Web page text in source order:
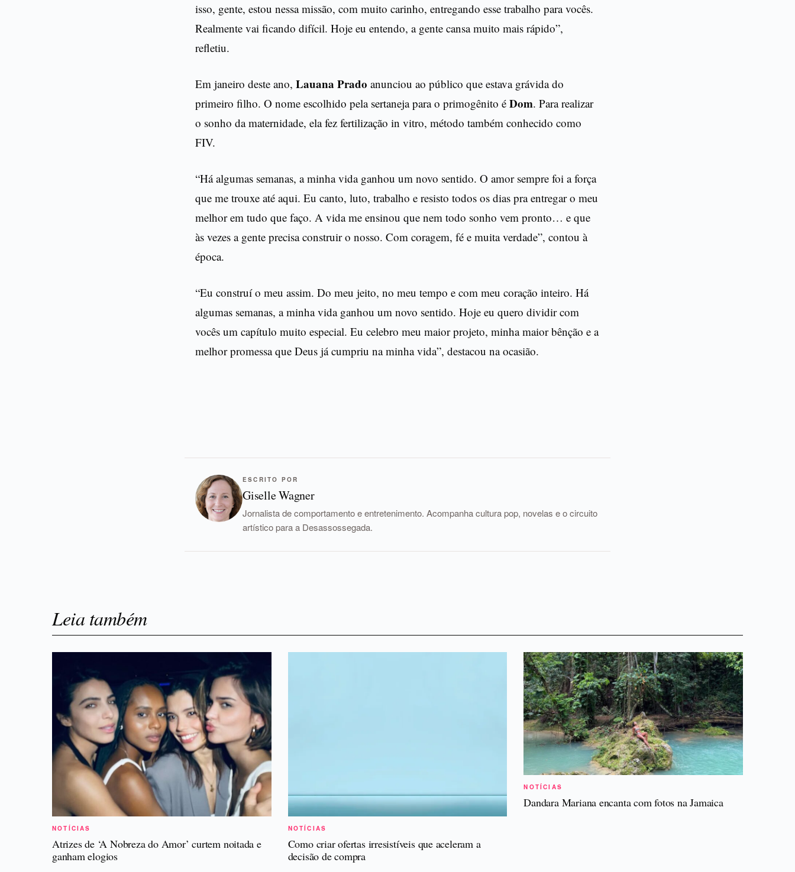
isso, gente, estou nessa missão, com muito carinho, entregando esse trabalho para vocês.
Realmente vai ficando difícil. Hoje eu entendo, a gente cansa muito mais rápido”,
refletiu.
Em janeiro deste ano, Lauana Prado anunciou ao público que estava grávida do
primeiro filho. O nome escolhido pela sertaneja para o primogênito é Dom. Para realizar
o sonho da maternidade, ela fez fertilização in vitro, método também conhecido como
FIV.
“Há algumas semanas, a minha vida ganhou um novo sentido. O amor sempre foi a força
que me trouxe até aqui. Eu canto, luto, trabalho e resisto todos os dias pra entregar o meu
melhor em tudo que faço. A vida me ensinou que nem todo sonho vem pronto… e que
às vezes a gente precisa construir o nosso. Com coragem, fé e muita verdade”, contou à
época.
“Eu construí o meu assim. Do meu jeito, no meu tempo e com meu coração inteiro. Há
algumas semanas, a minha vida ganhou um novo sentido. Hoje eu quero dividir com
vocês um capítulo muito especial. Eu celebro meu maior projeto, minha maior bênção e a
melhor promessa que Deus já cumpriu na minha vida”, destacou na ocasião.
ESCRITO POR
Giselle Wagner
Jornalista de comportamento e entretenimento. Acompanha cultura pop, novelas e o circuito
artístico para a Desassossegada.
Leia também
NOTÍCIAS
Atrizes de ‘A Nobreza do Amor’ curtem noitada e
ganham elogios
NOTÍCIAS
Como criar ofertas irresistíveis que aceleram a
decisão de compra
NOTÍCIAS
Dandara Mariana encanta com fotos na Jamaica